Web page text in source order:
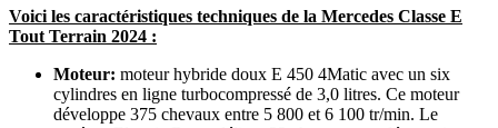
Voici les caractéristiques techniques de la Mercedes Classe E
Tout Terrain 2024 :
Moteur: moteur hybride doux E 450 4Matic avec un six
cylindres en ligne turbocompressé de 3,0 litres. Ce moteur
développe 375 chevaux entre 5 800 et 6 100 tr/min. Le